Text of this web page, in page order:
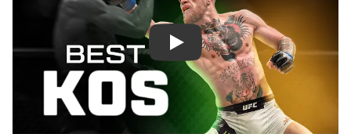
Смотреть видео YouTube